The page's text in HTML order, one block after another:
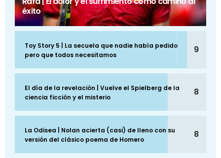
éxito
Toy Story 5 | La secuela que nadie había pedido
pero que todos necesitamos
9
El día de la revelación | Vuelve el Spielberg de la
ciencia ficción y el misterio
8
La Odisea | Nolan acierta (casi) de lleno con su
versión del clásico poema de Homero
8